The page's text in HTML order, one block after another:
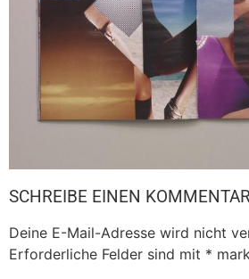
SCHREIBE EINEN
Deine E-Mail-Adresse wird nicht
Erforderliche Felder sind mit *